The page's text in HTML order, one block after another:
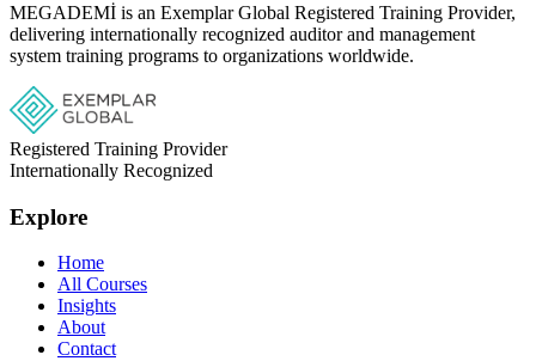
MEGADEMİ is an Exemplar Global Registered Training Provider,
delivering internationally recognized auditor and management
system training programs to organizations worldwide.
Registered Training Provider
Internationally Recognized
Explore
Home
All Courses
Insights
About
Contact